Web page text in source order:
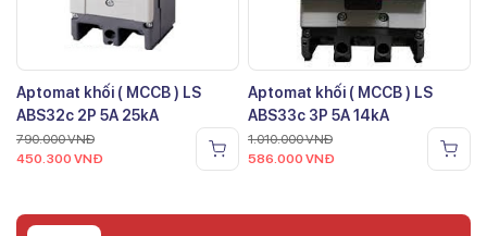
Aptomat khối ( MCCB ) LS
ABS32c 2P 5A 25kA
790.000VNĐ
450.300 VNĐ
Aptomat khối ( MCCB ) LS
ABS33c 3P 5A 14kA
1.010.000VNĐ
586.000 VNĐ